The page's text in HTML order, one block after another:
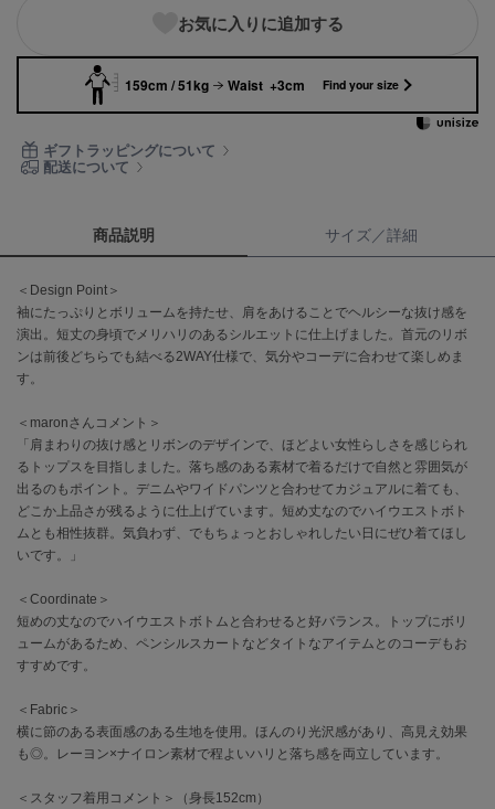
Calvin Klein
CELFORD
セロン
Clarks Premium
クラークス
CODE A
コードエー
COLE HAAN
コール ハーン
CONVERSE
コンバース
DANSKIN
ダンスキン
エイミー イストワール
emmi
お気に入りに追加する
159cm / 51kg Waist +3cm Find your size
ギフトラッピングについて
配送について
商品説明 サイズ／詳細
＜Design Point＞
袖にたっぷりとボリュームを持たせ、肩をあけることでヘルシーな抜け感を
演出。短丈の身頃でメリハリのあるシルエットに仕上げました。首元のリボ
ンは前後どちらでも結べる2WAY仕様で、気分やコーデに合わせて楽しめま
す。
＜maronさんコメント＞
「肩まわりの抜け感とリボンのデザインで、ほどよい女性らしさを感じられ
るトップスを目指しました。落ち感のある素材で着るだけで自然と雰囲気が
出るのもポイント。デニムやワイドパンツと合わせてカジュアルに着ても、
どこか上品さが残るように仕上げています。短め丈なのでハイウエストボト
ムとも相性抜群。気負わず、でもちょっとおしゃれしたい日にぜひ着てほし
いです。」
＜Coordinate＞
短めの丈なのでハイウエストボトムと合わせると好バランス。トップにボリ
ュームがあるため、ペンシルスカートなどタイトなアイテムとのコーデもお
すすめです。
＜Fabric＞
横に節のある表面感のある生地を使用。ほんのり光沢感があり、高見え効果
も◎。レーヨン×ナイロン素材で程よいハリと落ち感を両立しています。
＜スタッフ着用コメント＞（身長152cm）